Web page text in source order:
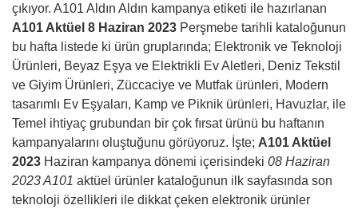
çıkıyor. A101 Aldın Aldın kampanya etiketi ile hazırlanan
A101 Aktüel 8 Haziran 2023 Perşmebe tarihli kataloğunun
bu hafta listede ki ürün gruplarında; Elektronik ve Teknoloji
Ürünleri, Beyaz Eşya ve Elektrikli Ev Aletleri, Deniz Tekstil
ve Giyim Ürünleri, Züccaciye ve Mutfak ürünleri, Modern
tasarımlı Ev Eşyaları, Kamp ve Piknik ürünleri, Havuzlar, ile
Temel ihtiyaç grubundan bir çok fırsat ürünü bu haftanın
kampanyalarını oluştuğunu görüyoruz. İşte; A101 Aktüel
2023 Haziran kampanya dönemi içerisindeki 08 Haziran
2023 A101 aktüel ürünler kataloğunun ilk sayfasında son
teknoloji özellikleri ile dikkat çeken elektronik ürünler